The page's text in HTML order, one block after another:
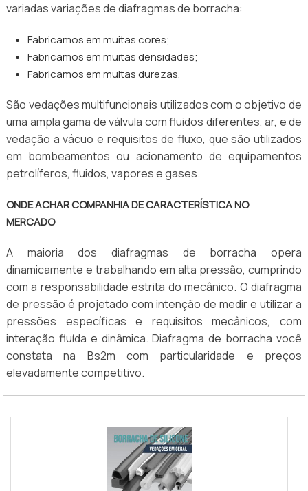
variadas variações de diafragmas de borracha:
Fabricamos em muitas cores;
Fabricamos em muitas densidades;
Fabricamos em muitas durezas.
São vedações multifuncionais utilizados com o objetivo de
uma ampla gama de válvula com fluidos diferentes, ar, e de
vedação a vácuo e requisitos de fluxo, que são utilizados
em bombeamentos ou acionamento de equipamentos
petrolíferos, fluidos, vapores e gases.
ONDE ACHAR COMPANHIA DE CARACTERÍSTICA NO
MERCADO
A maioria dos diafragmas de borracha opera
dinamicamente e trabalhando em alta pressão, cumprindo
com a responsabilidade estrita do mecânico. O diafragma
de pressão é projetado com intenção de medir e utilizar a
pressões específicas e requisitos mecânicos, com
interação fluída e dinâmica. Diafragma de borracha você
constata na Bs2m com particularidade e preços
elevadamente competitivo.